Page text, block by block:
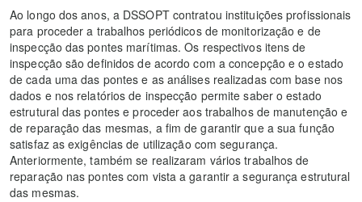
Ao longo dos anos, a DSSOPT contratou instituições profissionais
para proceder a trabalhos periódicos de monitorização e de
inspecção das pontes marítimas. Os respectivos itens de
inspecção são definidos de acordo com a concepção e o estado
de cada uma das pontes e as análises realizadas com base nos
dados e nos relatórios de inspecção permite saber o estado
estrutural das pontes e proceder aos trabalhos de manutenção e
de reparação das mesmas, a fim de garantir que a sua função
satisfaz as exigências de utilização com segurança.
Anteriormente, também se realizaram vários trabalhos de
reparação nas pontes com vista a garantir a segurança estrutural
das mesmas.